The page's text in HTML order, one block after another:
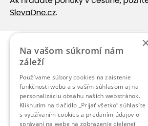
SlevaDne.cz.
Na vašom súkromí nám
záleží
Používame súbory cookies na zaistenie
funkčnosti webu a s vaším súhlasom aj na
personalizáciu obsahu našich webstránok.
Kliknutím na tlačidlo „Prijať všetko“ súhlasíte
s využívaním cookies a predaním údajov o
správaní na webe na zobrazenie cielenej